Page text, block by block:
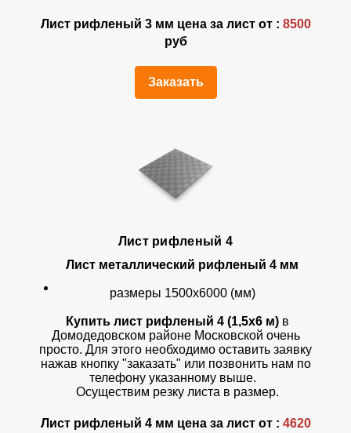
Лист рифленый 3 мм цена за лист от : 8500
руб
Заказать
Лист рифленый 4
Лист металлический рифленый 4 мм
размеры 1500х6000 (мм)
Купить лист рифленый 4 (1,5х6 м)в
Домодедовском районе Московской очень
просто. Для этого необходимо оставить заявку
нажав кнопку "заказать" или позвонить нам по
телефону указанному выше.
Осуществим резку листа в размер.
Лист рифленый 4 мм цена за лист от : 4620